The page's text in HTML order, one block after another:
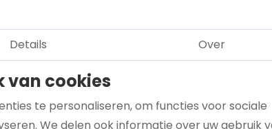
Details Over
van cookies
te personaliseren, om functies voor sociale
We delen ook informatie over uw gebruik